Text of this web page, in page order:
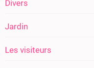
Divers
Jardin
Les visiteurs